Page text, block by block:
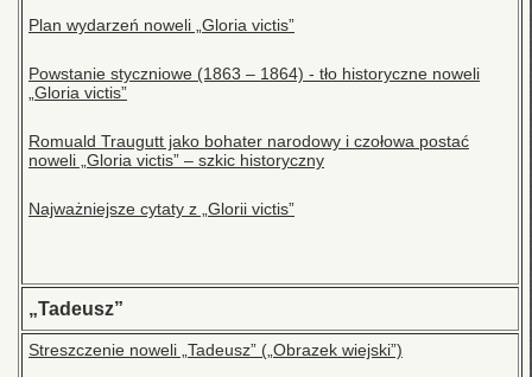
Plan wydarzeń noweli „Gloria victis”
Powstanie styczniowe (1863 – 1864) - tło historyczne noweli
„Gloria victis”
Romuald Traugutt jako bohater narodowy i czołowa postać
noweli „Gloria victis” – szkic historyczny
Najważniejsze cytaty z „Glorii victis”
„Tadeusz”
Streszczenie noweli „Tadeusz” („Obrazek wiejski”)